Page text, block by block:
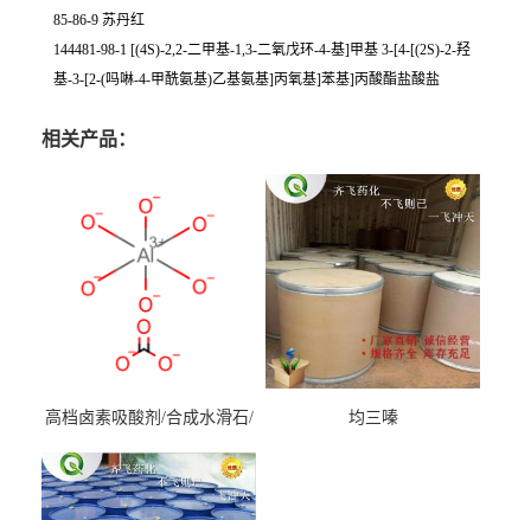
85-86-9 苏丹红
144481-98-1 [(4S)-2,2-二甲基-1,3-二氧戊环-4-基]甲基 3-[4-[(2S)-2-羟
基-3-[2-(吗啉-4-甲酰氨基)乙基氨基]丙氧基]苯基]丙酸酯盐酸盐
相关产品：
高档卤素吸酸剂/合成水滑石/
均三嗪